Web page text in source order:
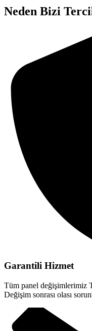
Neden Bizi
Garantili Hizmet
Tüm panel değişimlerimiz
Değişim sonrası olası